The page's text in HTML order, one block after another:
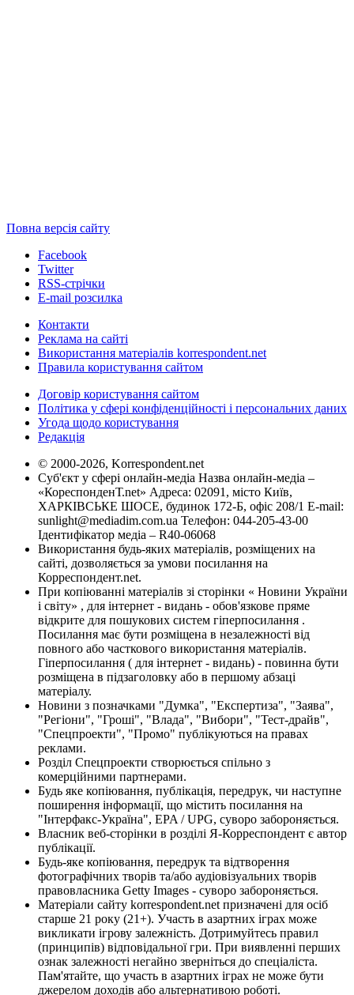
Повна версія сайту
Facebook
Twitter
RSS-стрічки
E-mail розсилка
Контакти
Реклама на сайті
Використання матеріалів korrespondent.net
Правила користування сайтом
Договір користування сайтом
Політика у сфері конфіденційності і персональних даних
Угода щодо користування
Редакція
© 2000-2026, Korrespondent.net
Суб'єкт у сфері онлайн-медіа Назва онлайн-медіа –
«КореспонденТ.net» Адреса: 02091, місто Київ,
ХАРКІВСЬКЕ ШОСЕ, будинок 172-Б, офіс 208/1 E-mail:
sunlight@mediadim.com.ua Телефон: 044-205-43-00
Ідентифікатор медіа – R40-06068
Використання будь-яких матеріалів, розміщених на
сайті, дозволяється за умови посилання на
Корреспондент.net.
При копіюванні матеріалів зі сторінки « Новини України
і світу» , для інтернет - видань - обов'язкове пряме
відкрите для пошукових систем гіперпосилання .
Посилання має бути розміщена в незалежності від
повного або часткового використання матеріалів.
Гіперпосилання ( для інтернет - видань) - повинна бути
розміщена в підзаголовку або в першому абзаці
матеріалу.
Новини з позначками "Думка", "Експертиза", "Заява",
"Регіони", "Гроші", "Влада", "Вибори", "Тест-драйв",
"Спецпроекти", "Промо" публікуються на правах
реклами.
Розділ Спецпроекти створюється спільно з
комерційними партнерами.
Будь яке копіювання, публікація, передрук, чи наступне
поширення інформації, що містить посилання на
"Інтерфакс-Україна", EPA / UPG, суворо забороняється.
Власник веб-сторінки в розділі Я-Корреспондент є автор
публікації.
Будь-яке копіювання, передрук та відтворення
фотографічних творів та/або аудіовізуальних творів
правовласника Getty Images - суворо забороняється.
Матеріали сайту korrespondent.net призначені для осіб
старше 21 року (21+). Участь в азартних іграх може
викликати ігрову залежність. Дотримуйтесь правил
(принципів) відповідальної гри. При виявленні перших
ознак залежності негайно зверніться до спеціаліста.
Пам'ятайте, що участь в азартних іграх не може бути
джерелом доходів або альтернативою роботі.